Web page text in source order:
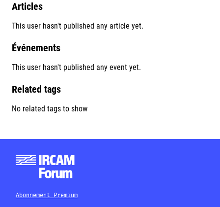
Articles
This user hasn't published any article yet.
Événements
This user hasn't published any event yet.
Related tags
No related tags to show
Abonnement Premium